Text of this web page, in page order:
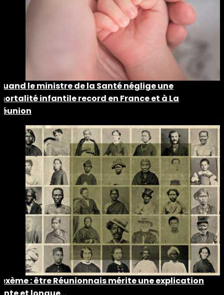
le ministre de la Santé néglige une
infantile record en France et à La
: être Réunionnais mérite une explication